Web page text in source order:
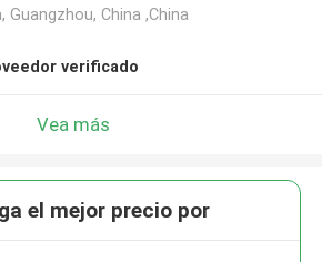
Guangzhou, China ,China
verificado
Vea más
el mejor precio por